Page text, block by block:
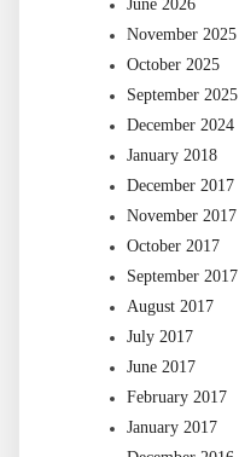
June 2026
November 2025
October 2025
September 2025
December 2024
January 2018
December 2017
November 2017
October 2017
September 2017
August 2017
July 2017
June 2017
February 2017
January 2017